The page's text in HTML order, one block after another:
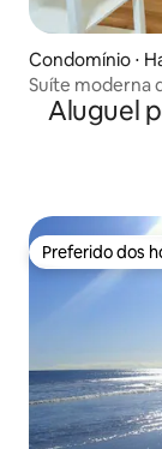
Condomínio ⋅
Suíte moderna
Aluguel
Preferido dos
Preferido dos